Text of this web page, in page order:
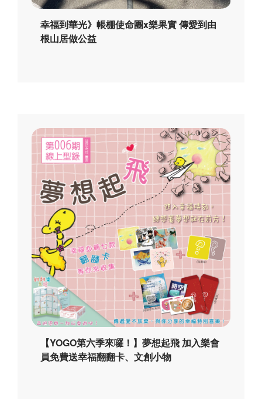
幸福到華光》帳棚使命團x樂果實 傳愛到由
根山居做公益
【YOGO第六季來囉！】夢想起飛 加入樂會
員免費送幸福翻翻卡、文創小物